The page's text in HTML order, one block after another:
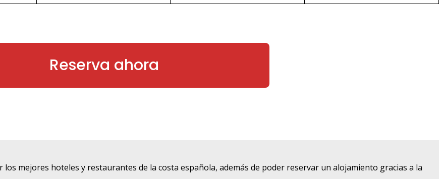
Reserva ahora
mejores hoteles y restaurantes de la costa española, además de poder reservar un alojamiento gracias a la